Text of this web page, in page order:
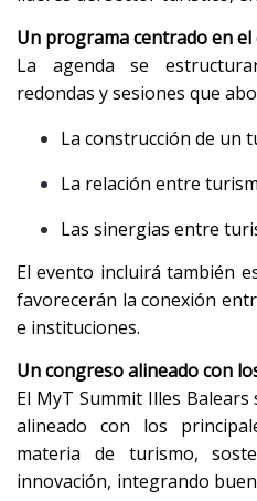
Un programa centrado en
La agenda se
redondas y sesiones que
La construcción de un
La relación entre
Las sinergias entre
El evento incluirá también
favorecerán la conexión
e instituciones.
Un congreso alineado con
El MyT Summit Illes
alineado con los
materia de turismo,
innovación, integrando